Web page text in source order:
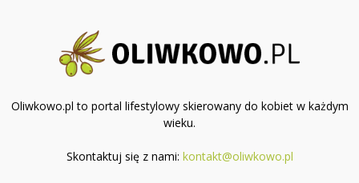
Oliwkowo.pl to portal lifestylowy skierowany do kobiet w każdym
wieku.
Skontaktuj się z nami: kontakt@oliwkowo.pl